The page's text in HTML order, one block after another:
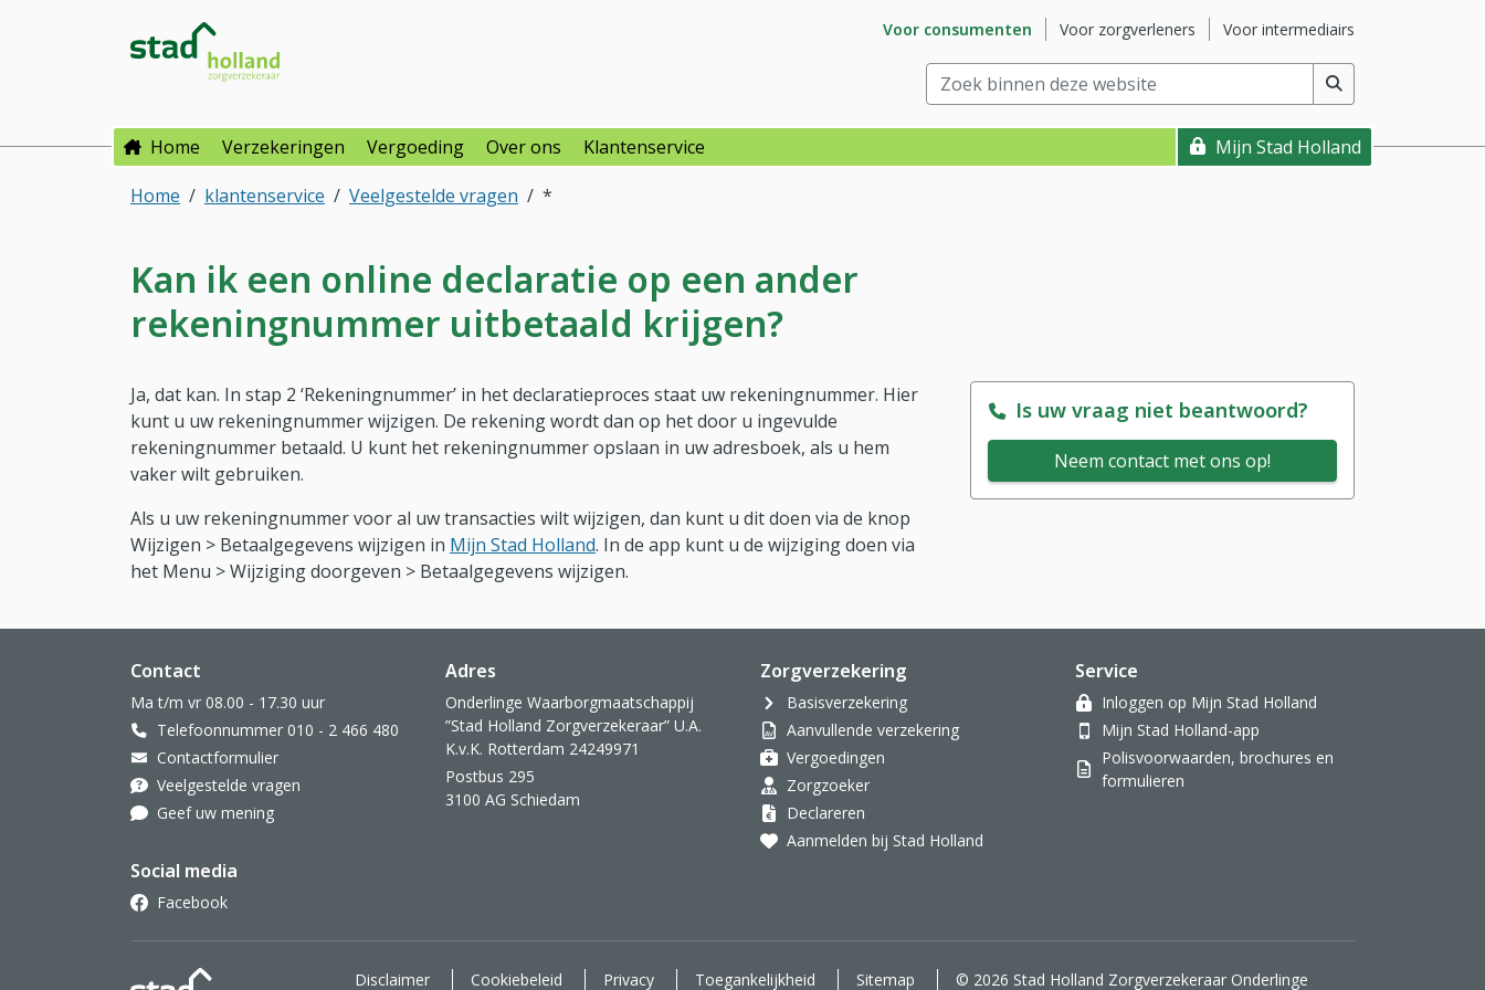
Direct naar hoofdinhoud
Direct naar hoofdmenu Ga naar subsite
Voor consumenten Ga naar subsite
Voor zorgverleners Ga naar subsite
Voor intermediairs
Zoek binnen deze website(min. 2 tekens)
Home Verzekeringen Vergoeding Over ons Klantenservice
Mijn Stad Holland
Home
klantenservice Veelgestelde vragen *
Kan ik een online declaratie op een ander
rekeningnummer uitbetaald krijgen?
Ja, dat kan. In stap 2 ‘Rekeningnummer’ in het declaratieproces staat uw rekeningnummer. Hier
kunt u uw rekeningnummer wijzigen. De rekening wordt dan op het door u ingevulde
rekeningnummer betaald. U kunt het rekeningnummer opslaan in uw adresboek, als u hem
vaker wilt gebruiken.
Als u uw rekeningnummer voor al uw transacties wilt wijzigen, dan kunt u dit doen via de knop
Wijzigen > Betaalgegevens wijzigen in Mijn Stad Holland. In de app kunt u de wijziging doen via
het Menu > Wijziging doorgeven > Betaalgegevens wijzigen.
Is uw vraag niet beantwoord?
Neem contact met ons op!
Website footer
Contact
Ma t/m vr 08.00 - 17.30 uur
Telefoonnummer 010 - 2 466 480
Contactformulier
Veelgestelde vragen
Geef uw mening
Social media
Facebook
Adres
Onderlinge Waarborgmaatschappij
”Stad Holland Zorgverzekeraar” U.A.
K.v.K. Rotterdam 24249971
Postbus 295
3100 AG Schiedam
Zorgverzekering
Basisverzekering
Aanvullende verzekering
Vergoedingen
Zorgzoeker
Declareren
Aanmelden bij Stad Holland
Service
Inloggen op Mijn Stad Holland
Mijn Stad Holland-app
Polisvoorwaarden, brochures en
formulieren
Stad Holland Zorgverzekeraar
Disclaimer Cookiebeleid Privacy Toegankelijkheid Sitemap © 2026 Stad Holland Zorgverzekeraar Onderlinge